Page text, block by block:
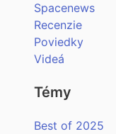
Spacenews
Recenzie
Poviedky
Videá
Témy
Best of 2025